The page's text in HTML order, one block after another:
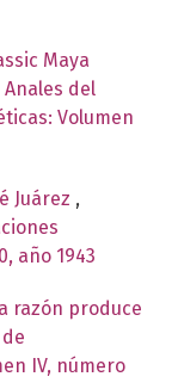
Maya
Anales del
Volumen
Juárez ,
año 1943
razón produce
IV, número